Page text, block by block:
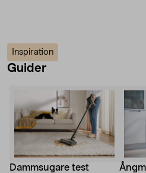
Inspiration
Guider
Dammsugare test